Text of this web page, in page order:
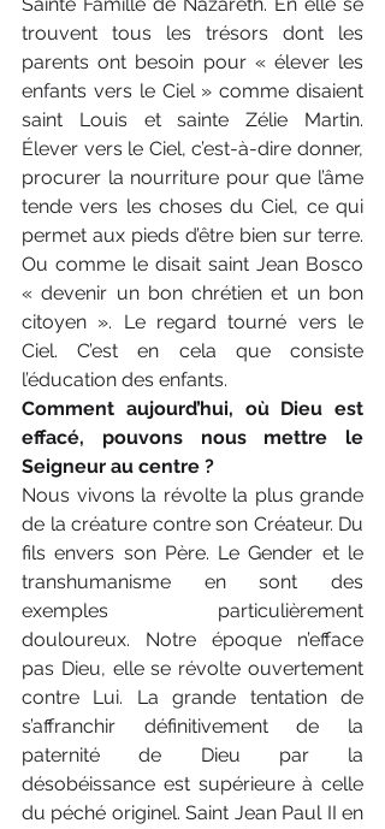
trouvent tous les trésors dont les
parents ont besoin pour « élever les
enfants vers le Ciel » comme disaient
saint Louis et sainte Zélie Martin.
Élever vers le Ciel, c’est-à-dire donner,
procurer la nourriture pour que l’âme
tende vers les choses du Ciel, ce qui
permet aux pieds d’être bien sur terre.
Ou comme le disait saint Jean Bosco
« devenir un bon chrétien et un bon
citoyen ». Le regard tourné vers le
Ciel. C’est en cela que consiste
l’éducation des enfants.
Comment aujourd’hui, où Dieu est
effacé, pouvons nous mettre le
Seigneur au centre ?
Nous vivons la révolte la plus grande
de la créature contre son Créateur. Du
fils envers son Père. Le Gender et le
transhumanisme en sont des
exemples particulièrement
douloureux. Notre époque n’efface
pas Dieu, elle se révolte ouvertement
contre Lui. La grande tentation de
s’affranchir définitivement de la
paternité de Dieu par la
désobéissance est supérieure à celle
du péché originel. Saint Jean Paul II en